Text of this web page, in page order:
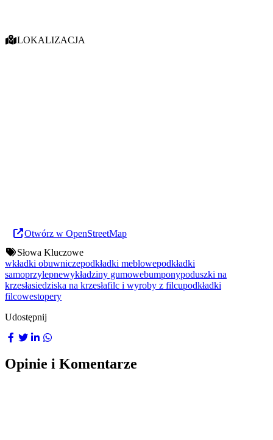
LOKALIZACJA
Otwórz w OpenStreetMap
Słowa Kluczowe
wkładki obuwniczepodkładki meblowepodkładki
samoprzylepnewykładziny gumowebumponypoduszki na
krzesłasiedziska na krzesłafilc i wyroby z filcupodkładki
filcowestopery
Udostępnij
Opinie i Komentarze